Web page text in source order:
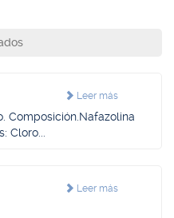
Leer más
Composición.Nafazolina
Cloro...
Leer más